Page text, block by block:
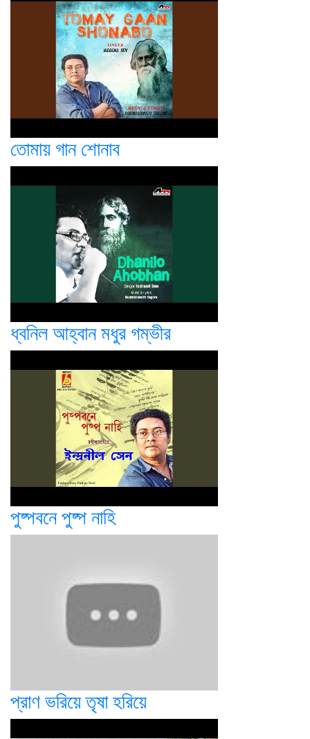
তোমায় গান শোনাব
ধ্বনিল আহ্বান মধুর গম্ভীর
পুষ্পবনে পুষ্প নাহি
প্রাণ ভরিয়ে তৃষা হরিয়ে